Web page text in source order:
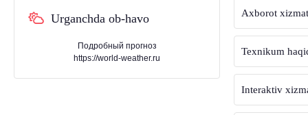
Urganchda ob-havo
Подробный прогноз
https://world-weather.ru
Axborot
Texnikum
Interaktiv